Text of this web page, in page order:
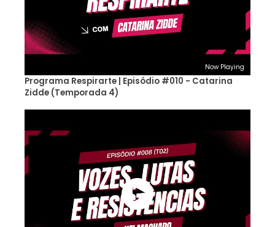
Now Playing
Programa Respirarte | Episódio #010 - Catarina
Zidde (Temporada 4)